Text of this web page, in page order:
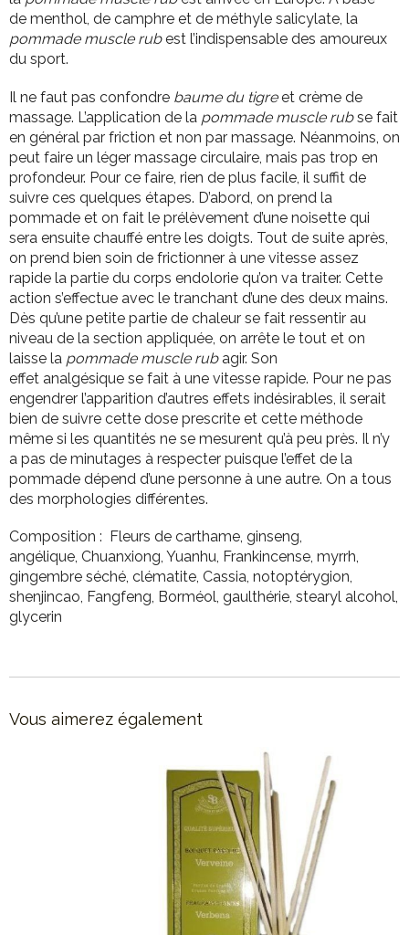
de menthol, de camphre et de méthyle salicylate, la
pommade muscle rubest l’indispensable des amoureux
du sport.
Il ne faut pas confondre baume du tigreet crème de
massage. L’application de la pommade muscle rubse fait
en général par friction et non par massage. Néanmoins, on
peut faire un léger massage circulaire, mais pas trop en
profondeur. Pour ce faire, rien de plus facile, il suffit de
suivre ces quelques étapes. D’abord, on prend la
pommade et on fait le prélèvement d’une noisette qui
sera ensuite chauffé entre les doigts. Tout de suite après,
on prend bien soin de frictionner à une vitesse assez
rapide la partie du corps endolorie qu’on va traiter. Cette
action s’effectue avec le tranchant d’une des deux mains.
Dès qu’une petite partie de chaleur se fait ressentir au
niveau de la section appliquée, on arrête le tout et on
laisse la pommade muscle rubagir. Son
effet analgésique se fait à une vitesse rapide. Pour ne pas
engendrer l’apparition d’autres effets indésirables, il serait
bien de suivre cette dose prescrite et cette méthode
même si les quantités ne se mesurent qu’à peu près. Il n’y
a pas de minutages à respecter puisque l’effet de la
pommade dépend d’une personne à une autre. On a tous
des morphologies différentes.
Composition : Fleurs de carthame, ginseng,
angélique, Chuanxiong, Yuanhu, Frankincense, myrrh,
gingembre séché, clématite, Cassia, notoptérygion,
shenjincao, Fangfeng, Borméol, gaulthérie, stearyl alcohol,
glycerin
Vous aimerez également